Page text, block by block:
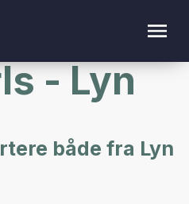
- Lyn
både fra Lyn